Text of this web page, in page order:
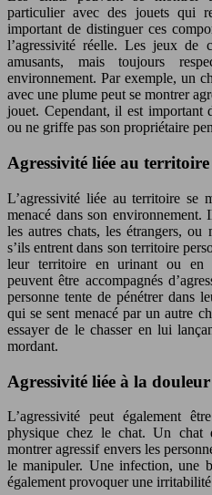
particulier avec des jouets qui
important de distinguer ces
l’agressivité réelle. Les jeux de
amusants, mais toujours
environnement. Par exemple, un
avec une plume peut se montrer
jouet. Cependant, il est important
ou ne griffe pas son propriétaire
Agressivité liée au territoire
L’agressivité liée au territoire se
menacé dans son environnement.
les autres chats, les étrangers,
s’ils entrent dans son territoire
leur territoire en urinant ou en
peuvent être accompagnés
personne tente de pénétrer dans
qui se sent menacé par un autre
essayer de le chasser en lui
mordant.
Agressivité liée à la
L’agressivité peut également
physique chez le chat. Un chat
montrer agressif envers les
le manipuler. Une infection, une
également provoquer une